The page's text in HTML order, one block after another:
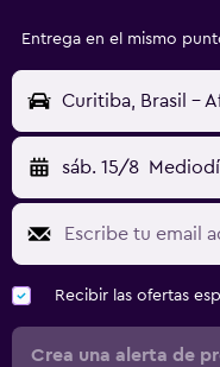
Entrega en el mismo
Curitiba, Brasil -
sáb. 15/8
Recibir las ofertas
Crea una alerta de